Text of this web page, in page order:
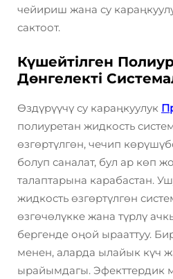
чейириш жана су
сактоот.
Күшейтілген
Дөнгелекті
Өздүрүүчү су караңкуулук
полиуретан жидкость
өзгөртүлгөн, чечип
болуп саналат, бул ар көп
талаптарына карабастан.
жидкость өзгөртүлгөн
өзгөчөлүкке жана түрлү
бергенде оңой ырааттуу.
менен, аларда ылайык күч
ырайымдагы. Эфекттердик